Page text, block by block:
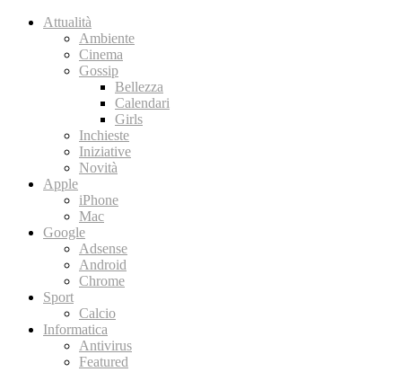
Attualità
Ambiente
Cinema
Gossip
Bellezza
Calendari
Girls
Inchieste
Iniziative
Novità
Apple
iPhone
Mac
Google
Adsense
Android
Chrome
Sport
Calcio
Informatica
Antivirus
Featured